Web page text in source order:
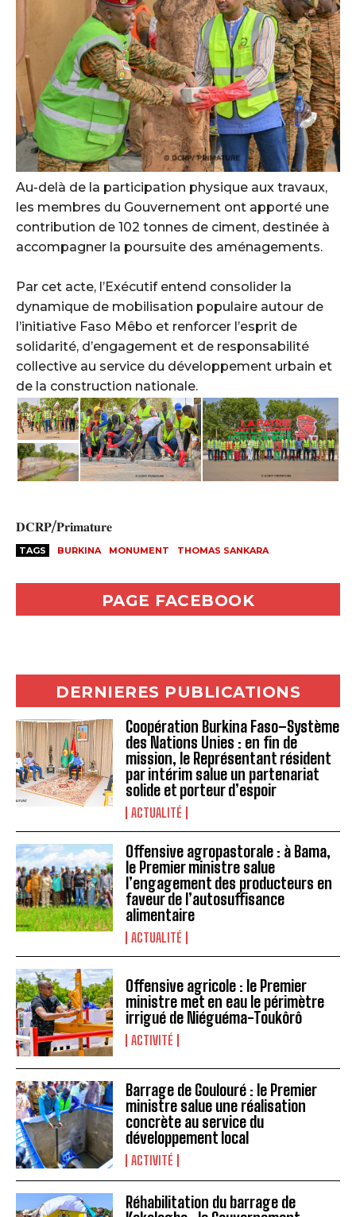
‎Au-delà de la participation physique aux travaux,
les membres du Gouvernement ont apporté une
contribution de 102 tonnes de ciment, destinée à
accompagner la poursuite des aménagements.
‎Par cet acte, l’Exécutif entend consolider la
dynamique de mobilisation populaire autour de
l’initiative Faso Mêbo et renforcer l’esprit de
solidarité, d’engagement et de responsabilité
collective au service du développement urbain et
de la construction nationale.
‎𝐃𝐂𝐑𝐏/𝐏𝐫𝐢𝐦𝐚𝐭𝐮𝐫𝐞
TAGS BURKINA MONUMENT THOMAS SANKARA
PAGE FACEBOOK
DERNIERES PUBLICATIONS
Coopération Burkina Faso–Système
des Nations Unies : en fin de
mission, le Représentant résident
par intérim salue un partenariat
solide et porteur d’espoir
ACTUALITÉ
Offensive agropastorale : à Bama,
le Premier ministre salue
l’engagement des producteurs en
faveur de l’autosuffisance
alimentaire
ACTUALITÉ
Offensive agricole : le Premier
ministre met en eau le périmètre
irrigué de Niéguéma-Toukôrô
ACTIVITÉ
Barrage de Goulouré : le Premier
ministre salue une réalisation
concrète au service du
développement local
ACTIVITÉ
Réhabilitation du barrage de